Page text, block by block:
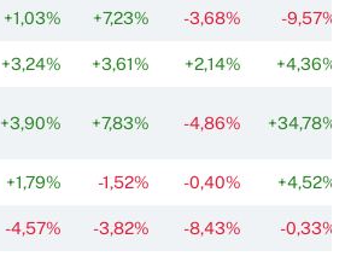
+1,03% +7,23% -3,68% -9,57%
+3,24% +3,61% +2,14% +4,36%
+3,90% +7,83% -4,86% +34,78%
+1,79% -1,52% -0,40% +4,52%
-4,57% -3,82% -8,43% -0,33%